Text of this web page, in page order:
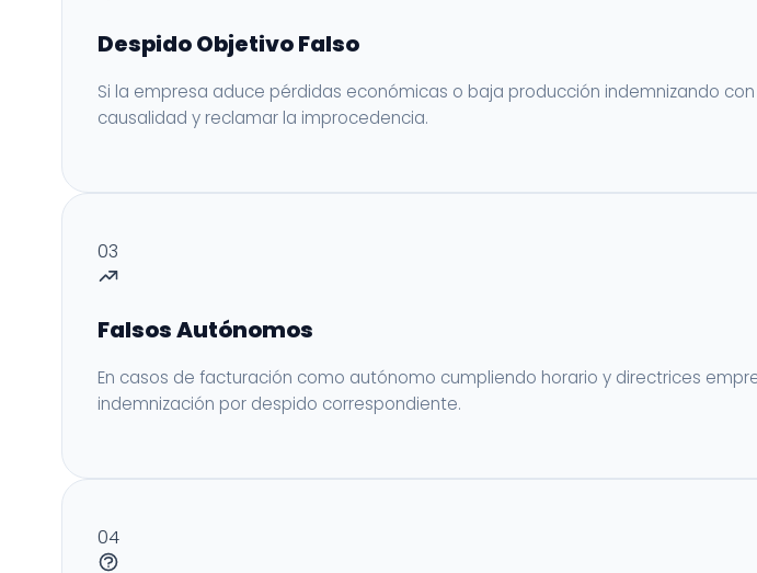
Despido Objetivo Falso
Si la empresa aduce pérdidas económicas o baja producción indemnizando
causalidad y reclamar la improcedencia.
03
Falsos Autónomos
En casos de facturación como autónomo cumpliendo horario y directrices
indemnización por despido correspondiente.
04